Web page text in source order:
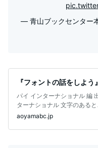
— 青山ブックセンター
『フォントの話をしよう』
パイ インターナショナル 編 出版社 ‏ :
ターナショナル 文字のある
り。デザインやことば
aoyamabc.jp